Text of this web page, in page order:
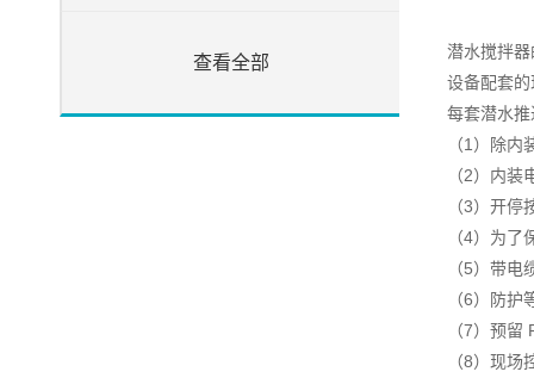
查看全部
潜水搅拌
设备配套
每套潜水
（1）除
（2）内
（3）开
（4）为
（5）带电
（6）防护
（7）预
（8）现